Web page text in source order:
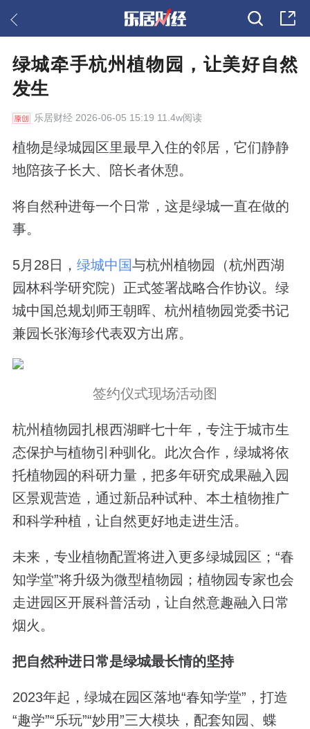
绿城牵手杭州植物园，让美好自然
发生
乐居财经2026-06-05 15:19 11.4w阅读
植物是绿城园区里最早入住的邻居，它们静静
地陪孩子长大、陪长者休憩。
将自然种进每一个日常，这是绿城一直在做的
事。
5月28日， 绿城中国与杭州植物园（杭州西湖
园林科学研究院）正式签署战略合作协议。绿
城中国总规划师王朝晖、杭州植物园党委书记
兼园长张海珍代表双方出席。
签约仪式现场活动图
杭州植物园扎根西湖畔七十年，专注于城市生
态保护与植物引种驯化。此次合作，绿城将依
托植物园的科研力量，把多年研究成果融入园
区景观营造，通过新品种试种、本土植物推广
和科学种植，让自然更好地走进生活。
未来，专业植物配置将进入更多绿城园区；“春
知学堂”将升级为微型植物园；植物园专家也会
走进园区开展科普活动，让自然意趣融入日常
烟火。
把自然种进日常是绿城最长情的坚持
2023年起，绿城在园区落地“春知学堂”，打造
“趣学”“乐玩”“妙用”三大模块，配套知园、蝶